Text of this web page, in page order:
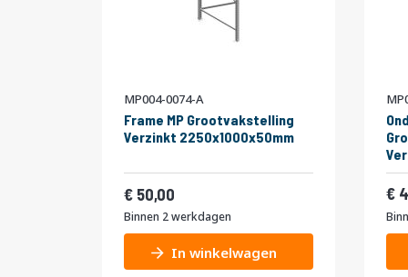
MP004-0074-A
Frame MP Grootvakstelling
Verzinkt 2250x1000x50mm
Vanaf
50,00
Binnen 2 werkdagen
In winkelwagen